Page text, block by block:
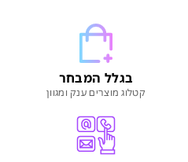
בגלל המבחר
קטלוג מוצרים ענק ומגוון